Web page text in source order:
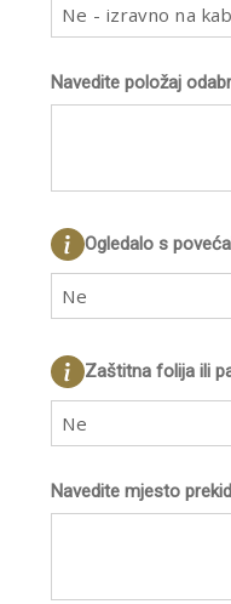
Ne - izravno na
Navedite položaj
Ogledalo s
Ne
Zaštitna folija ili
Ne
Navedite mjesto